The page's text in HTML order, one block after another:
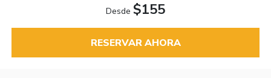
Desde $155
RESERVAR AHORA